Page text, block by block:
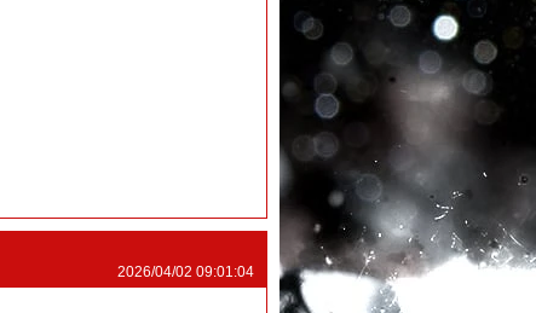
2026/04/02 09:01:04